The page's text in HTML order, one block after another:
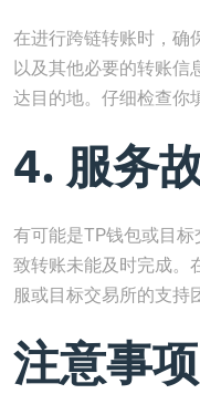
在进行跨链转账时，确
以及其他必要的转账信
达目的地。仔细检查你
4. 服务
有可能是TP钱包或目
致转账未能及时完成。
服或目标交易所的支持
注意事项